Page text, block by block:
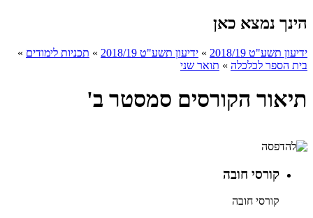
הינך נמצא כאן
ידיעון תשע"ט 2018/19 » ידיעון תשע"ט 2018/19 » תכניות לימודים »
בית הספר לכלכלה » תואר שני
תיאור הקורסים סמסטר ב'
קורסי חובה
קורסי חובה